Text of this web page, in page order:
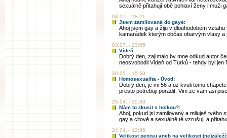
sexuálně přitahují obě pohlaví ženy i muži
04.07. - 18:21
Jsem zamilovaná do gaye:
Ahoj jsem gay a žiju v dlouhodobém
kamarádek kterým občas obarvým vlasy a
03.07. - 23:05
Vídeň:
Dobrý den, zajímalo by mne odkud autor
neosvobodil Vídeň od Turků - tehdy byl
30.05. - 15:50
Homosexualita - Úvod:
Dobry den, je mi 56 a uz kvuli tomu
presto potrebuji poradit. Vim ze vam asi
26.04. - 10:30
Mám to zkusit s holkou?:
Ahoj, pokud jsi zamilovaný a miluješ tvého
gay a citově a sexuálně tě vzrušují a
24.04. - 12:36
Velikost penisu aneb na velikosti (ne)záleží: